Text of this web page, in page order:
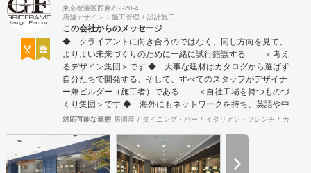
東京都港区西麻布2-20-4
店舗デザイン
施工管理 設計施工
この会社からのメッセージ
◆ クライアントに向き合うのではなく、同じ方向を見て、
よりよい未来づくりのために一緒に試行錯誤する ＜考え
るデザイン集団＞です ◆ 大事な建材はカタログから選ばず
自分たちで開発する、そして、すべてのスタッフがデザイナ
ー兼ビルダー（施工者）である ＜自社工場を持つものづ
くり集団＞です ◆ 海外にもネットワークを持ち、英語や中
国語に堪能なスタッフたちが、海外から国内への出店をスム
工案件、設計＋造作物の案件、施工案件、造作物制作など、
多様な請負形態が可能です。工場では金属を中心にさまざま
な素材を用いた制作が可能で、例えば通常デザイン性とは無
対応可能な業態 居酒屋 ダイニング・バー イタリアン・フレンチ カフェ